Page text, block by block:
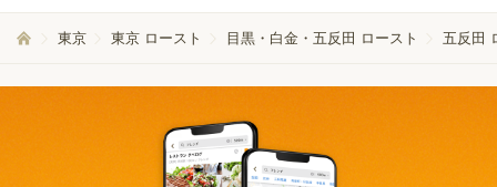
東京 東京 ロースト 目黒・白金・五反田 ロースト 五反田